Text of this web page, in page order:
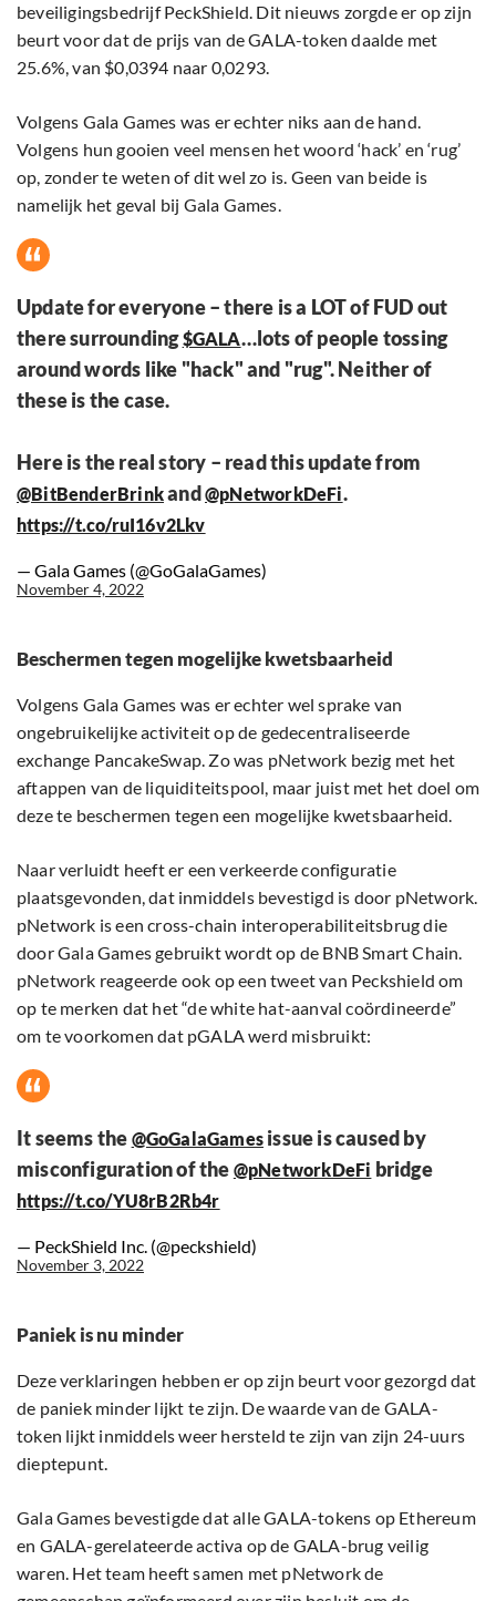
beveiligingsbedrijf PeckShield. Dit nieuws zorgde er op zijn
beurt voor dat de prijs van de GALA-token daalde met
25.6%, van $0,0394 naar 0,0293.
Volgens Gala Games was er echter niks aan de hand.
Volgens hun gooien veel mensen het woord ‘hack’ en ‘rug’
op, zonder te weten of dit wel zo is. Geen van beide is
namelijk het geval bij Gala Games.
Update for everyone – there is a LOT of FUD out
there surrounding$GALA…lots of people tossing
around words like "hack" and "rug". Neither of
these is the case.
Here is the real story – read this update from
@BitBenderBrinkand@pNetworkDeFi.
https://t.co/ruI16v2Lkv
— Gala Games (@GoGalaGames)
November 4, 2022
Beschermen tegen mogelijke kwetsbaarheid
Volgens Gala Games was er echter wel sprake van
ongebruikelijke activiteit op de gedecentraliseerde
exchange PancakeSwap. Zo was pNetwork bezig met het
aftappen van de liquiditeitspool, maar juist met het doel om
deze te beschermen tegen een mogelijke kwetsbaarheid.
Naar verluidt heeft er een verkeerde configuratie
plaatsgevonden, dat inmiddels bevestigd is door pNetwork.
pNetwork is een cross-chain interoperabiliteitsbrug die
door Gala Games gebruikt wordt op de BNB Smart Chain.
pNetwork reageerde ook op een tweet van Peckshield om
op te merken dat het “de white hat-aanval coördineerde”
om te voorkomen dat pGALA werd misbruikt:
It seems the @GoGalaGames issue is caused by
misconfiguration of the @pNetworkDeFi bridge
https://t.co/YU8rB2Rb4r
— PeckShield Inc. (@peckshield)
November 3, 2022
Paniek is nu minder
Deze verklaringen hebben er op zijn beurt voor gezorgd dat
de paniek minder lijkt te zijn. De waarde van de GALA-
token lijkt inmiddels weer hersteld te zijn van zijn 24-uurs
dieptepunt.
Gala Games bevestigde dat alle GALA-tokens op Ethereum
en GALA-gerelateerde activa op de GALA-brug veilig
waren. Het team heeft samen met pNetwork de